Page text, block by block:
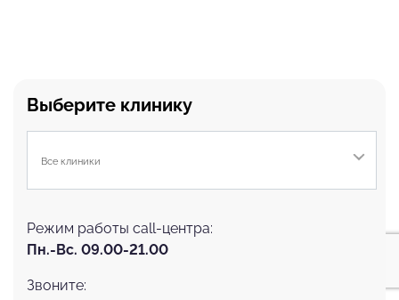
Выберите клинику
Все клиники
Режим работы call-центра:
Пн.-Вс. 09.00-21.00
Звоните: